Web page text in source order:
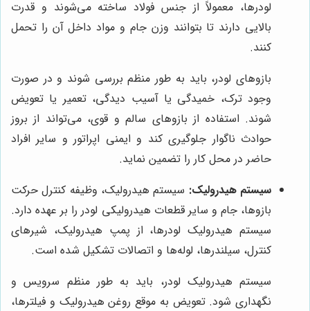
لودرها، معمولاً از جنس فولاد ساخته می‌شوند و قدرت
بالایی دارند تا بتوانند وزن جام و مواد داخل آن را تحمل
کنند.
بازوهای لودر، باید به طور منظم بررسی شوند و در صورت
وجود ترک، خمیدگی یا آسیب دیدگی، تعمیر یا تعویض
شوند. استفاده از بازوهای سالم و قوی، می‌تواند از بروز
حوادث ناگوار جلوگیری کند و ایمنی اپراتور و سایر افراد
حاضر در محل کار را تضمین نماید.
سیستم هیدرولیک: سیستم هیدرولیک، وظیفه کنترل حرکت
بازوها، جام و سایر قطعات هیدرولیکی لودر را بر عهده دارد.
سیستم هیدرولیک لودرها، از پمپ هیدرولیک، شیرهای
کنترل، سیلندرها، لوله‌ها و اتصالات تشکیل شده است.
سیستم هیدرولیک لودر، باید به طور منظم سرویس و
نگهداری شود. تعویض به موقع روغن هیدرولیک و فیلترها،